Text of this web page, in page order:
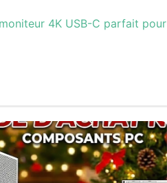
4K USB-C parfait pour